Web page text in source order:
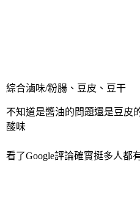
綜合滷味/粉腸、豆皮、豆干
不知道是醬油的問題還是豆皮
酸味
看了Google評論確實挺多人都